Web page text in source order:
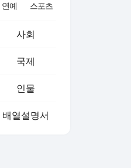
연예 스포츠
사회
국제
인물
배열설명서